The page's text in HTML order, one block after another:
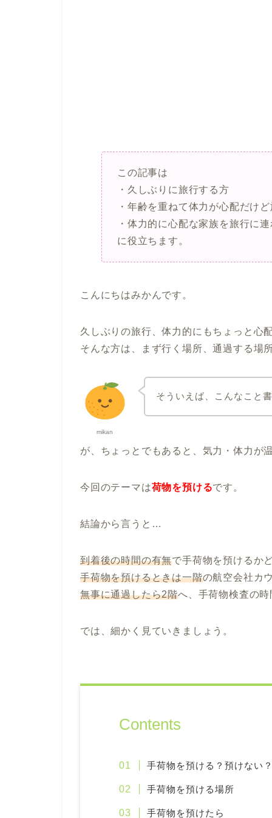
この記事は
・久しぶりに旅行する方
・年齢を重ねて体力が心配だけ
・体力的に心配な家族を旅行に
に役立ちます。
こんにちはみかんです。
久しぶりの旅行、体力的にもちょっと心
そんな方は、まず行く場所、通過する場
mikan
そういえば、こんなこと
が、ちょっとでもあると、気力・体力が
今回のテーマは荷物を預けるです。
結論から言うと…
到着後の時間の有無で手荷物を預けるか
手荷物を預けるときは一階の航空会社カ
無事に通過したら2階へ、手荷物検査の
では、細かく見ていきましょう。
Contents
手荷物を預ける？預けない
手荷物を預ける場所
手荷物を預けたら